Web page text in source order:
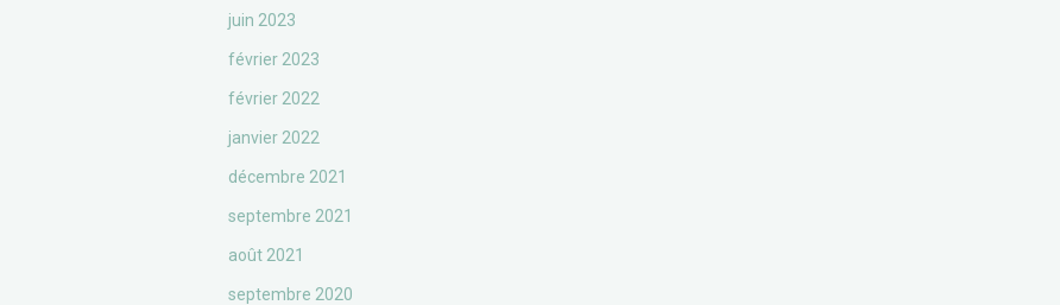
juin 2023
février 2023
février 2022
janvier 2022
décembre 2021
septembre 2021
août 2021
septembre 2020